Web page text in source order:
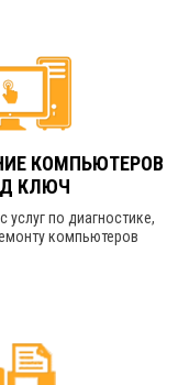
КОМПЬЮТЕРОВ
КЛЮЧ
услуг по диагностике,
компьютеров
СТОИМОСТЬ